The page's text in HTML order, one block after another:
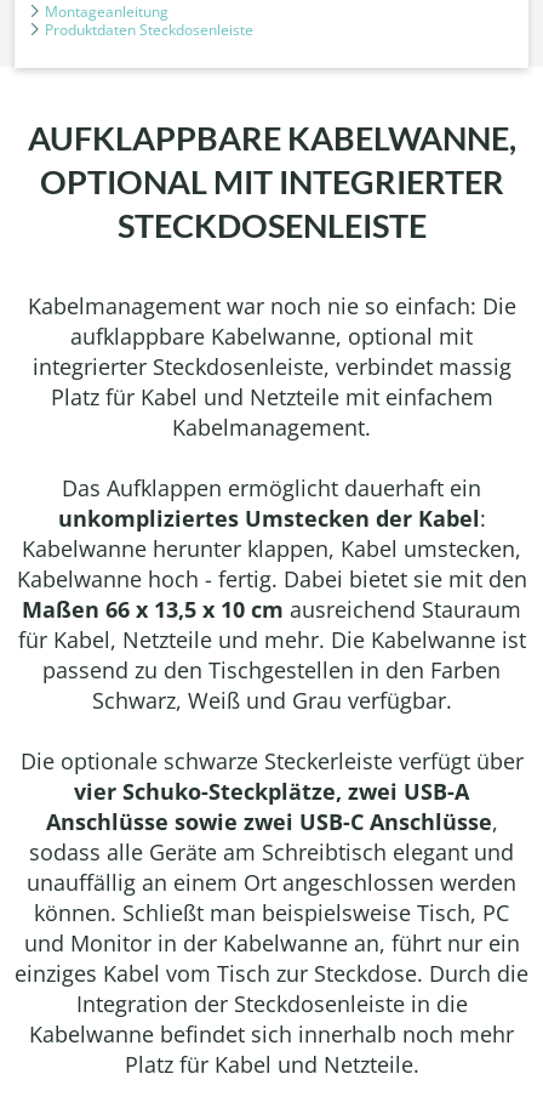
Montageanleitung
Produktdaten Steckdosenleiste
AUFKLAPPBARE KABELWANNE,
OPTIONAL MIT INTEGRIERTER
STECKDOSENLEISTE
Kabelmanagement war noch nie so einfach: Die
aufklappbare Kabelwanne, optional mit
integrierter Steckdosenleiste, verbindet massig
Platz für Kabel und Netzteile mit einfachem
Kabelmanagement.
Das Aufklappen ermöglicht dauerhaft ein
unkompliziertes Umstecken der Kabel:
Kabelwanne herunter klappen, Kabel umstecken,
Kabelwanne hoch - fertig. Dabei bietet sie mit den
Maßen 66 x 13,5 x 10 cm ausreichend Stauraum
für Kabel, Netzteile und mehr. Die Kabelwanne ist
passend zu den Tischgestellen in den Farben
Schwarz, Weiß und Grau verfügbar.
Die optionale schwarze Steckerleiste verfügt über
vier Schuko-Steckplätze, zwei USB-A
Anschlüsse sowie zwei USB-C Anschlüsse,
sodass alle Geräte am Schreibtisch elegant und
unauffällig an einem Ort angeschlossen werden
können. Schließt man beispielsweise Tisch, PC
und Monitor in der Kabelwanne an, führt nur ein
einziges Kabel vom Tisch zur Steckdose. Durch die
Integration der Steckdosenleiste in die
Kabelwanne befindet sich innerhalb noch mehr
Platz für Kabel und Netzteile.